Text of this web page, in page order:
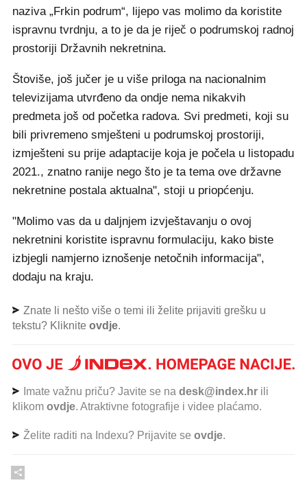
naziva „Frkin podrum“, lijepo vas molimo da koristite
ispravnu tvrdnju, a to je da je riječ o podrumskoj radnoj
prostoriji Državnih nekretnina.
Štoviše, još jučer je u više priloga na nacionalnim
televizijama utvrđeno da ondje nema nikakvih
predmeta još od početka radova. Svi predmeti, koji su
bili privremeno smješteni u podrumskoj prostoriji,
izmješteni su prije adaptacije koja je počela u listopadu
2021., znatno ranije nego što je ta tema ove državne
nekretnine postala aktualna", stoji u priopćenju.
"Molimo vas da u daljnjem izvještavanju o ovoj
nekretnini koristite ispravnu formulaciju, kako biste
izbjegli namjerno iznošenje netočnih informacija",
dodaju na kraju.
Znate li nešto više o temi ili želite prijaviti grešku u
tekstu? Kliknite ovdje.
Imate važnu priču? Javite se na desk@index.hr ili
klikom ovdje. Atraktivne fotografije i videe plaćamo.
Želite raditi na Indexu? Prijavite se ovdje.